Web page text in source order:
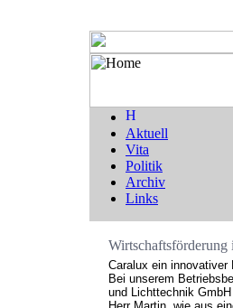
Aktuell
Vita
Politik
Archiv
Links
Wirtschaftsförderung
Caralux ein
Bei unserem
und Lichttechnik